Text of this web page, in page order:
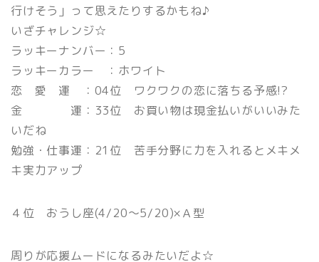
行けそう」って思えたりするかもね♪
いざチャレンジ☆
ラッキーナンバー：5
ラッキーカラー ：ホワイト
恋 愛 運 ：04位 ワクワクの恋に落ちる予感!?
金 運：33位 お買い物は現金払いがいいみた
いだね
勉強・仕事運：21位 苦手分野に力を入れるとメキメ
キ実力アップ
４位 おうし座(4/20〜5/20)×Ａ型
周りが応援ムードになるみたいだよ☆